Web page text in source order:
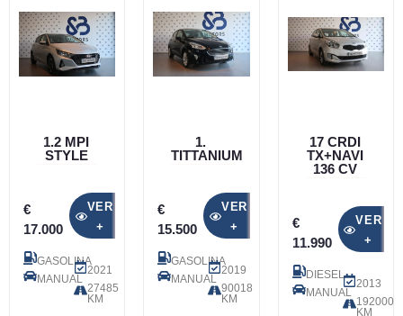
1.2 MPI
STYLE
€
17.000
VER
+
GASOLINA
MANUAL
2021
27485
KM
1.
TITTANIUM
€
15.500
VER
+
GASOLINA
MANUAL
2019
90018
KM
17 CRDI
TX+NAVI
136 CV
€
11.990
VER
+
DIESEL
MANUAL
2013
192000
KM